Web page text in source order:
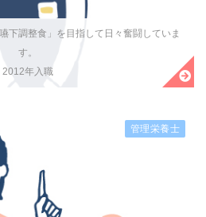
下調整食」を目指して日々奮闘していま
す。
2012年入職
管理栄養士